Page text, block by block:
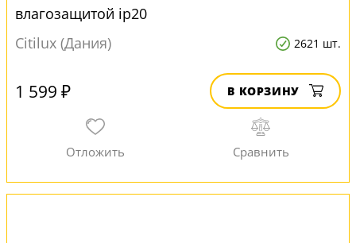
влагозащитой ip20
Citilux (Дания)
2621 шт.
1 599 ₽ В КОРЗИНУ